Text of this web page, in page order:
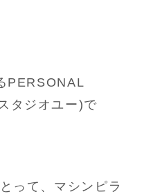
PERSONAL
タジオユー)で
って、マシンピラ